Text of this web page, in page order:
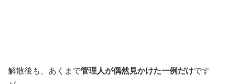
解散後も、あくまで管理人が偶然見かけた一例だけです